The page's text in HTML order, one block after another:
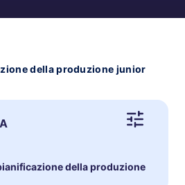
della produzione junior
della produzione